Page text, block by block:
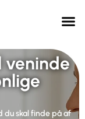
veninde
du skal finde på af